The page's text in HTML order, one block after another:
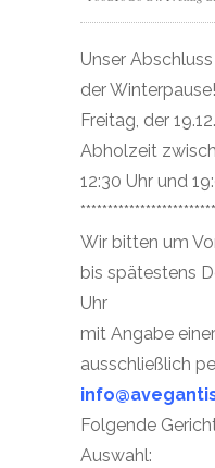
Unser
der Winterpause!
Freitag, der
Abholzeit
12:30 Uhr und
Wir bitten um
bis spätestens
Uhr
mit Angabe
ausschließlich
Folgende
Auswahl: